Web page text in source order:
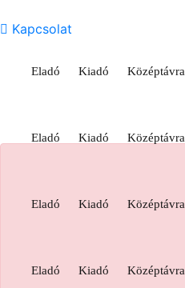
Kapcsolat
Eladó Kiadó Középtávra
Eladó Kiadó Középtávra
Eladó Kiadó Középtávra
Eladó Kiadó Középtávra